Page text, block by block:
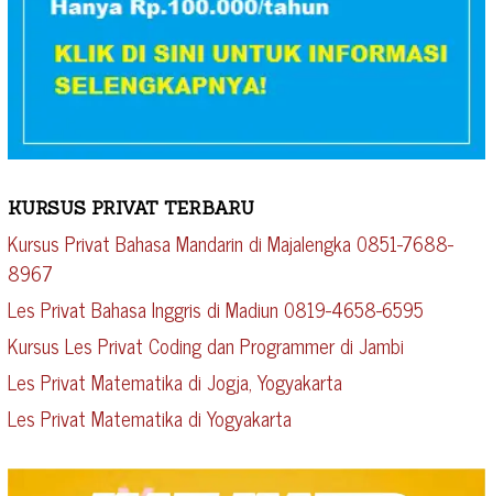
KURSUS PRIVAT TERBARU
Kursus Privat Bahasa Mandarin di Majalengka 0851-7688-
8967
Les Privat Bahasa Inggris di Madiun 0819-4658-6595
Kursus Les Privat Coding dan Programmer di Jambi
Les Privat Matematika di Jogja, Yogyakarta
Les Privat Matematika di Yogyakarta